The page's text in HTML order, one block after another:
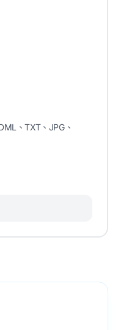
、TXT、JPG、